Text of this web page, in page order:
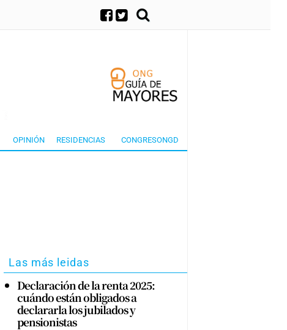
OPINIÓN RESIDENCIAS CONGRESONGD
Las más leidas
Declaración de la renta 2025:
cuándo están obligados a
declararla los jubilados y
pensionistas